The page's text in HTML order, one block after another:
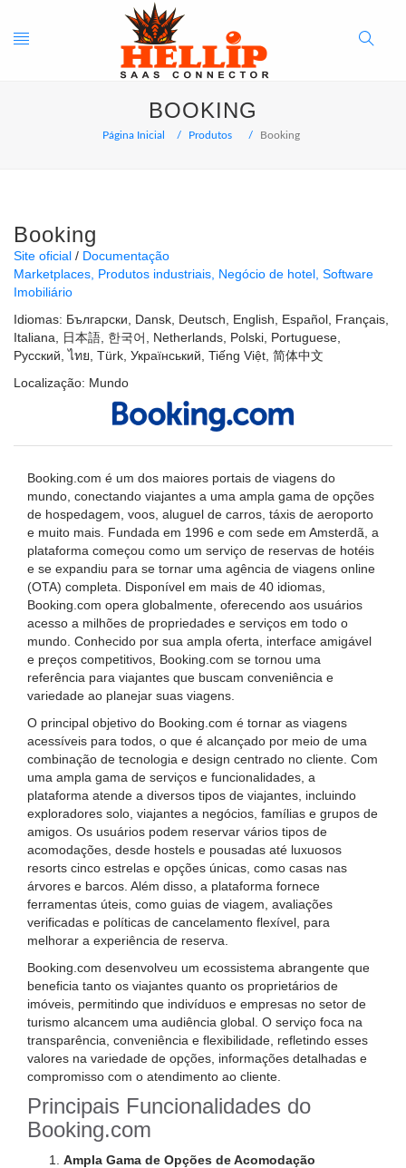
Toggle Search
BOOKING
Página Inicial Produtos Booking
Booking
Site oficial
Documentação
Marketplaces Produtos industriais Negócio de hotel Software
Imobiliário
Idiomas: Български Dansk Deutsch English Español Français
Italiana
日本語 한국어 Netherlands Polski Portuguese
Русский ไทย Türk Український Tiếng Việt 简体中文
Localização: Mundo
Booking.com é um dos maiores portais de viagens do
mundo, conectando viajantes a uma ampla gama de opções
de hospedagem, voos, aluguel de carros, táxis de aeroporto
e muito mais. Fundada em 1996 e com sede em Amsterdã, a
plataforma começou como um serviço de reservas de hotéis
e se expandiu para se tornar uma agência de viagens online
(OTA) completa. Disponível em mais de 40 idiomas,
Booking.com opera globalmente, oferecendo aos usuários
acesso a milhões de propriedades e serviços em todo o
mundo. Conhecido por sua ampla oferta, interface amigável
e preços competitivos, Booking.com se tornou uma
referência para viajantes que buscam conveniência e
variedade ao planejar suas viagens.
O principal objetivo do Booking.com é tornar as viagens
acessíveis para todos, o que é alcançado por meio de uma
combinação de tecnologia e design centrado no cliente. Com
uma ampla gama de serviços e funcionalidades, a
plataforma atende a diversos tipos de viajantes, incluindo
exploradores solo, viajantes a negócios, famílias e grupos de
amigos. Os usuários podem reservar vários tipos de
acomodações, desde hostels e pousadas até luxuosos
resorts cinco estrelas e opções únicas, como casas nas
árvores e barcos. Além disso, a plataforma fornece
ferramentas úteis, como guias de viagem, avaliações
verificadas e políticas de cancelamento flexível, para
melhorar a experiência de reserva.
Booking.com desenvolveu um ecossistema abrangente que
beneficia tanto os viajantes quanto os proprietários de
imóveis, permitindo que indivíduos e empresas no setor de
turismo alcancem uma audiência global. O serviço foca na
transparência, conveniência e flexibilidade, refletindo esses
valores na variedade de opções, informações detalhadas e
compromisso com o atendimento ao cliente.
Principais Funcionalidades do
Booking.com
Ampla Gama de Opções de Acomodação